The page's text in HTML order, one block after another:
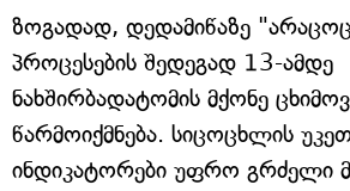
ზოგადად, დედამიწაზე
პროცესების შედეგად 13-ამდე
ნახშირბადატომის მქონე
წარმოიქმნება. სიცოცხლის
ინდიკატორები უფრო გრძელი